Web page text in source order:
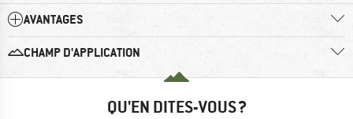
AVANTAGES
CHAMP D'APPLICATION
QU'EN DITES-VOUS ?